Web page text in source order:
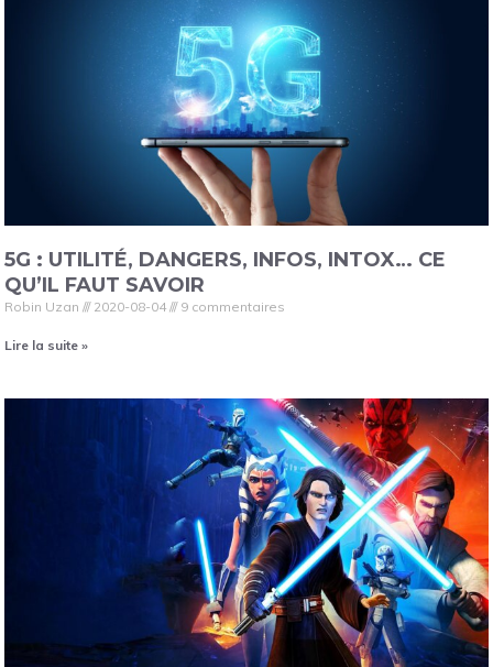
5G : UTILITÉ, DANGERS, INFOS, INTOX… CE
QU’IL FAUT SAVOIR
Robin Uzan 2020-08-04 9 commentaires
Lire la suite »